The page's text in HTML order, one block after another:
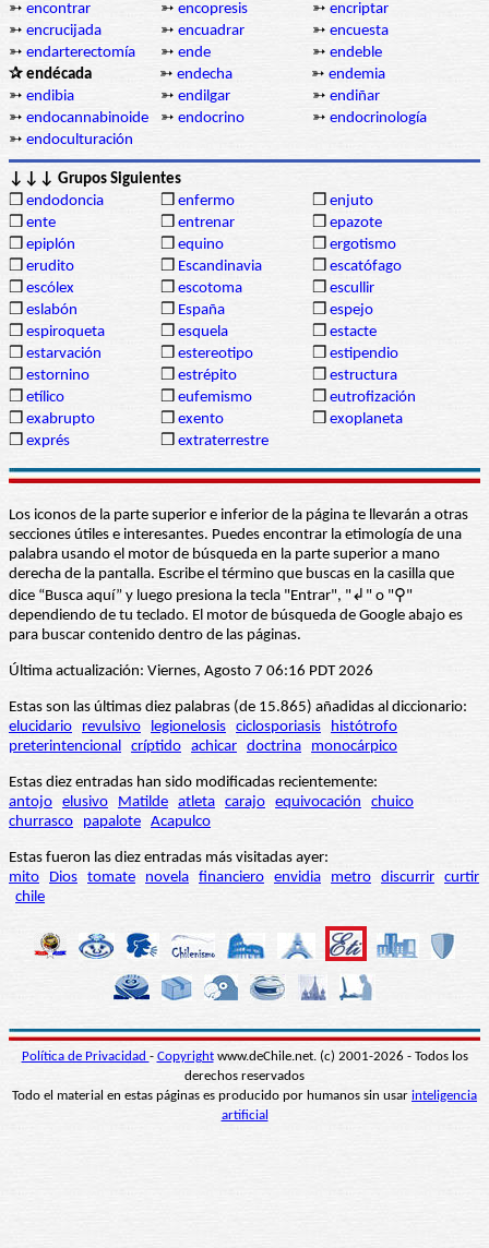
➳ encontrar ➳ encopresis ➳ encriptar
➳ encrucijada ➳ encuadrar ➳ encuesta
➳ endarterectomía ➳ ende ➳ endeble
✰ endécada
➳ endecha ➳ endemia
➳ endibia ➳ endilgar ➳ endiñar
➳ endocannabinoide ➳ endocrino ➳ endocrinología
➳ endoculturación
↓↓↓ Grupos Siguientes
❒ endodoncia ❒ enfermo ❒ enjuto
❒ ente ❒ entrenar ❒ epazote
❒ epiplón ❒ equino ❒ ergotismo
❒ erudito ❒ Escandinavia ❒ escatófago
❒ escólex ❒ escotoma ❒ escullir
❒ eslabón ❒ España ❒ espejo
❒ espiroqueta ❒ esquela ❒ estacte
❒ estarvación ❒ estereotipo ❒ estipendio
❒ estornino ❒ estrépito ❒ estructura
❒ etílico ❒ eufemismo ❒ eutrofización
❒ exabrupto ❒ exento ❒ exoplaneta
❒ exprés ❒ extraterrestre
Los iconos de la parte superior e inferior de la página te llevarán a otras
secciones útiles e interesantes. Puedes encontrar la etimología de una
palabra usando el motor de búsqueda en la parte superior a mano
derecha de la pantalla. Escribe el término que buscas en la casilla que
dice “Busca aquí” y luego presiona la tecla "Entrar", "↲" o "⚲"
dependiendo de tu teclado. El motor de búsqueda de Google abajo es
para buscar contenido dentro de las páginas.
Última actualización: Viernes, Agosto 7 06:16 PDT 2026
Estas son las últimas diez palabras (de 15.865) añadidas al diccionario:
elucidario
revulsivo legionelosis ciclosporiasis
histótrofo
preterintencional críptido achicar doctrina monocárpico
Estas diez entradas han sido modificadas recientemente:
antojo elusivo Matilde atleta carajo equivocación
chuico
churrasco
papalote Acapulco
Estas fueron las diez entradas más visitadas ayer:
mito
Dios tomate novela financiero envidia metro discurrir curtir
chile
Política de Privacidad - Copyrightwww.deChile.net. (c) 2001-2026 - Todos los
derechos reservados
Todo el material en estas páginas es producido por humanos sin usar inteligencia
artificial